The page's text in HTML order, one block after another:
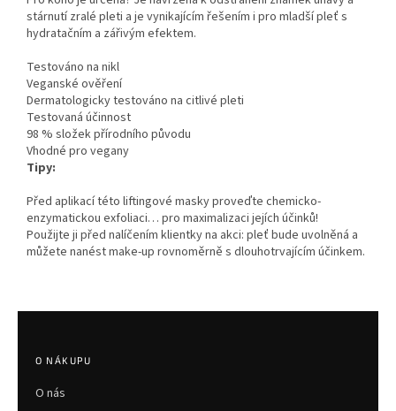
stárnutí zralé pleti a je vynikajícím řešením i pro mladší pleť s
hydratačním a zářivým efektem.
Testováno na nikl
Veganské ověření
Dermatologicky testováno na citlivé pleti
Testovaná účinnost
98 % složek přírodního původu
Vhodné pro vegany
Tipy:
Před aplikací této liftingové masky proveďte chemicko-
enzymatickou exfoliaci… pro maximalizaci jejích účinků!
Použijte ji před nalíčením klientky na akci: pleť bude uvolněná a
můžete nanést make-up rovnoměrně s dlouhotrvajícím účinkem.
O NÁKUPU
O nás